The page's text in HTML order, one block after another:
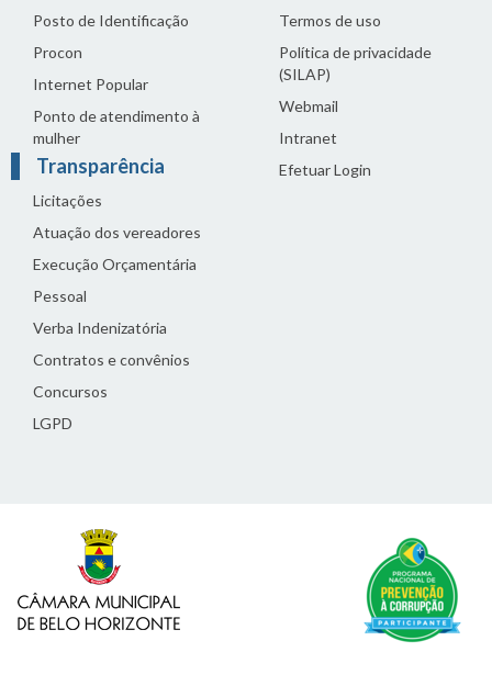
Posto de Identificação
Procon
Internet Popular
Ponto de atendimento à
mulher
Transparência
Licitações
Atuação dos vereadores
Execução Orçamentária
Pessoal
Verba Indenizatória
Contratos e convênios
Concursos
LGPD
Termos de uso
Política de privacidade
(SILAP)
Webmail
Intranet
Efetuar Login